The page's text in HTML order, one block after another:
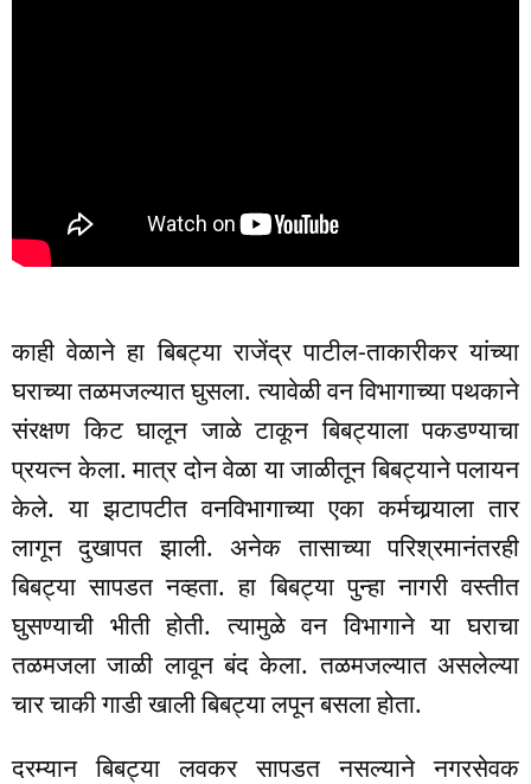
काही वेळाने हा बिबट्या राजेंद्र पाटील-ताकारीकर यांच्या
घराच्या तळमजल्यात घुसला. त्यावेळी वन विभागाच्या पथकाने
संरक्षण किट घालून जाळे टाकून बिबट्याला पकडण्याचा
प्रयत्न केला. मात्र दोन वेळा या जाळीतून बिबट्याने पलायन
केले. या झटापटीत वनविभागाच्या एका कर्मचार्‍याला तार
लागून दुखापत झाली. अनेक तासाच्या परिश्रमानंतरही
बिबट्या सापडत नव्हता. हा बिबट्या पुन्हा नागरी वस्तीत
घुसण्याची भीती होती. त्यामुळे वन विभागाने या घराचा
तळमजला जाळी लावून बंद केला. तळमजल्यात असलेल्या
चार चाकी गाडी खाली बिबट्या लपून बसला होता.
दरम्यान बिबट्या लवकर सापडत नसल्याने नगरसेवक